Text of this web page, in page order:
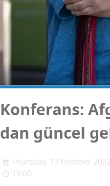
Kon­fe­rans:
dan gün­cel
Thursday, 13 October 2022
19:00